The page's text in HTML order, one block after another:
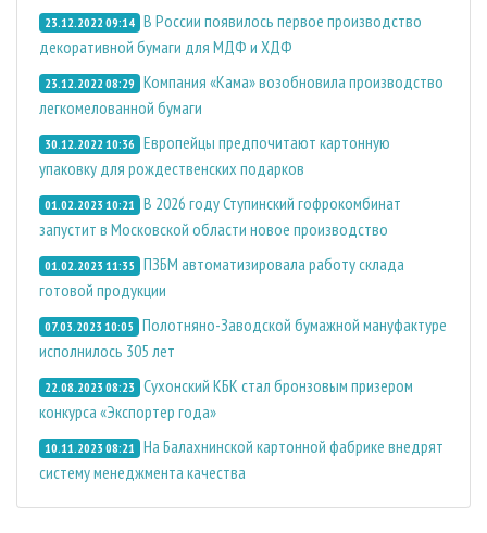
23.12.2022 09:14 В России появилось первое производство
декоративной бумаги для МДФ и ХДФ
23.12.2022 08:29 Компания «Кама» возобновила производство
легкомелованной бумаги
30.12.2022 10:36 Европейцы предпочитают картонную
упаковку для рождественских подарков
01.02.2023 10:21 В 2026 году Ступинский гофрокомбинат
запустит в Московской области новое производство
01.02.2023 11:35 ПЗБМ автоматизировала работу склада
готовой продукции
07.03.2023 10:05 Полотняно-Заводской бумажной мануфактуре
исполнилось 305 лет
22.08.2023 08:23 Сухонский КБК стал бронзовым призером
конкурса «Экспортер года»
10.11.2023 08:21 На Балахнинской картонной фабрике внедрят
систему менеджмента качества